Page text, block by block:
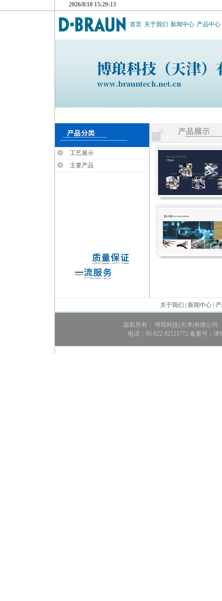
2026/8/10 15:29:13
首页 关于我们 新闻中心 产品中心
工艺展示
主要产品
关于我们 新闻中心
版权所有： 博琅科技(天津)有限公
电话：86-022-82121772 备案号： 津